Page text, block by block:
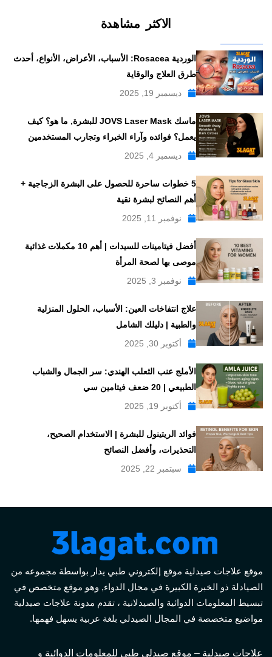
الاكثر مشاهدة
الوردية Rosacea: الأسباب، الأعراض، الأنواع، أحدث
طرق العلاج والوقاية
ديسمبر 19, 2025
ماسك JOVS Laser Mask للبشرة, ما هو؟ كيف
يعمل؟ فوائده وآراء الخبراء وتجارب المستخدمين
ديسمبر 4, 2025
5 خطوات ساحرة للحصول على البشرة الزجاجية +
أهم النصائح لبشرة نقية
نوفمبر 11, 2025
أفضل فيتامينات للسيدات | أهم 10 مكملات غذائية
موصى بها لصحة المرأة
نوفمبر 3, 2025
علاج انتفاخات العين: الأسباب، الحلول المنزلية
والطبية | دليلك الشامل
أكتوبر 30, 2025
الأملج عنب الثعلب الهندي: سر الجمال والشباب
الطبيعي | 20 ضعف فيتامين سي
أكتوبر 19, 2025
فوائد الريتينول للبشرة | الاستخدام الصحيح،
التحذيرات، وأفضل النصائح
سبتمبر 22, 2025
موقع علاجات صيدلية موقع إلكتروني طبي يدار بواسطة مجموعه من
الصيادلة ذو الخبرة الكبيرة في مجال الدواء, وهو موقع متخصص في
تبسيط المعلومات الدوائية والصيدلانية ، تقدم مدونة علاجات صيدلية
مواضيع متخصصة في المجال الصيدلي بلغة عربية يسهل فهمها.
علاجات صيدلية – موقع صيدلي طبي للمعلومات الدوائية و